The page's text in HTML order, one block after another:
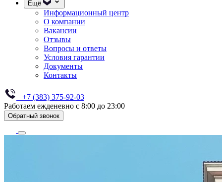
Ещё
Информационный центр
О компании
Вакансии
Отзывы
Вопросы и ответы
Условия гарантии
Документы
Контакты
+7 (383) 375-92-03
Работаем ежденевно с 8:00 до 23:00
Обратный звонок